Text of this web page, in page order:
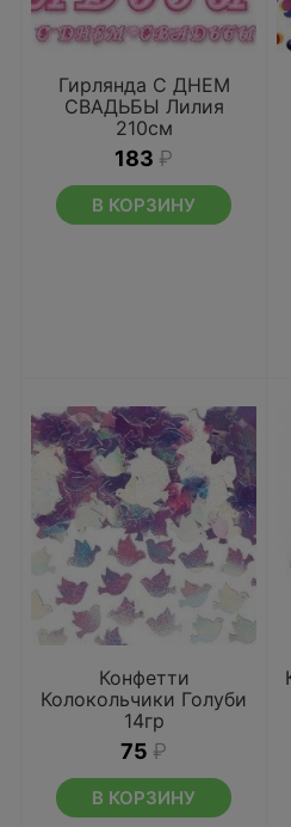
Гирлянда С ДНЕМ
СВАДЬБЫ Лилия
210см
183 ₽
В КОРЗИНУ
Конфетти
Колокольчики Голуби
14гр
75 ₽
В КОРЗИНУ